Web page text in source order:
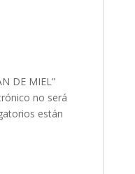
DE MIEL”
no será
están